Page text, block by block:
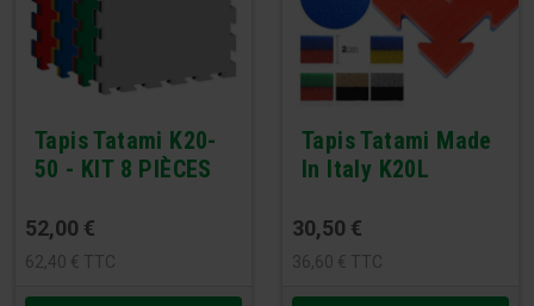
Tapis Tatami K20-
50 - KIT 8 PIÈCES
52,00 €
62,40 € TTC
Tapis Tatami Made
In Italy K20L
30,50 €
36,60 € TTC